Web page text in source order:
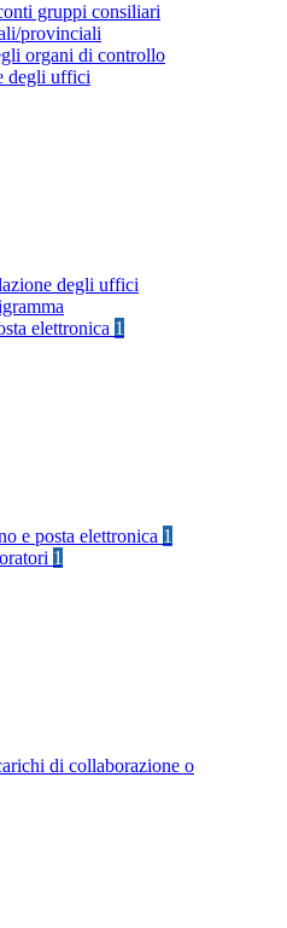
gruppi consiliari
provinciali
organi di controllo
degli uffici
degli uffici
elettronica 1
e posta elettronica 1
1
di collaborazione o